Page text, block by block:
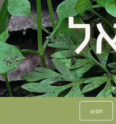
חפש